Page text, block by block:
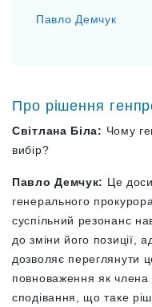
Павло Демчук
Про рішення
Світлана Біла: Чому
вибір?
Павло Демчук: Це
генерального
суспільний резонанс
до зміни його позиції,
дозволяє переглянути
повноваження як члена
сподівання, що таке